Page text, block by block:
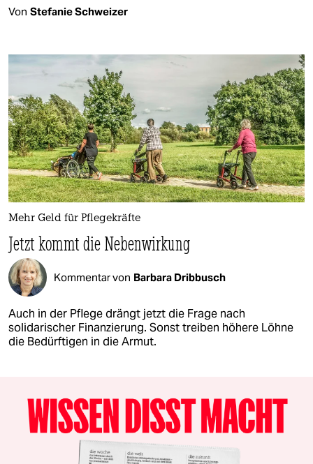
Von Stefanie Schweizer
Mehr Geld für Pflegekräfte
Jetzt kommt die Nebenwirkung
Kommentar von Barbara Dribbusch
Auch in der Pflege drängt jetzt die Frage nach
solidarischer Finanzierung. Sonst treiben höhere Löhne
die Bedürftigen in die Armut.